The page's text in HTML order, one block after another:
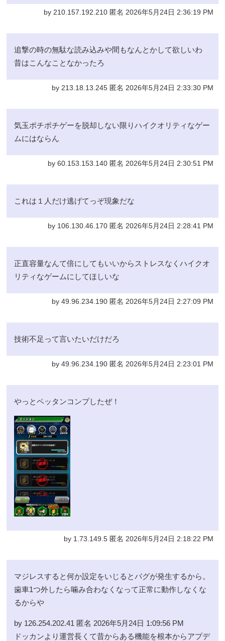
by 210.157.192.210 匿名 2026年5月24日 2:36:19 PM
追撃の時の無駄な読み込みや間もなんとかして欲しいわ
昔はこんなことなかったろ
by 213.18.13.245 匿名 2026年5月24日 2:33:30 PM
気玉ポチポチゲーを脱却しない限りハイクオリティなゲー
ムにはならん
by 60.153.153.140 匿名 2026年5月24日 2:30:51 PM
これは１人だけ逃げてっぞ現象だな
by 106.130.46.170 匿名 2026年5月24日 2:28:41 PM
正直容量なんて倍にしてもいいからストレスなくハイクオ
リティなゲームにしてほしいな
by 49.96.234.190 匿名 2026年5月24日 2:27:09 PM
技術不足って言いたいだけだろ
by 49.96.234.190 匿名 2026年5月24日 2:23:01 PM
やっとペッタンコンプしたぜ！
by 1.73.149.5 匿名 2026年5月24日 2:18:22 PM
マジレスすると何か設定をいじるとバグが発生するから。
歯車1つ外したら噛み合わなくなって正常に動作しなくな
るからや
by 126.254.202.41 匿名 2026年5月24日 1:09:56 PM
ドッカンより運営長くて昔からある機能を根本からアプデ